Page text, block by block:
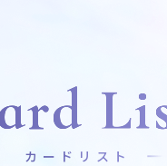
カードリスト